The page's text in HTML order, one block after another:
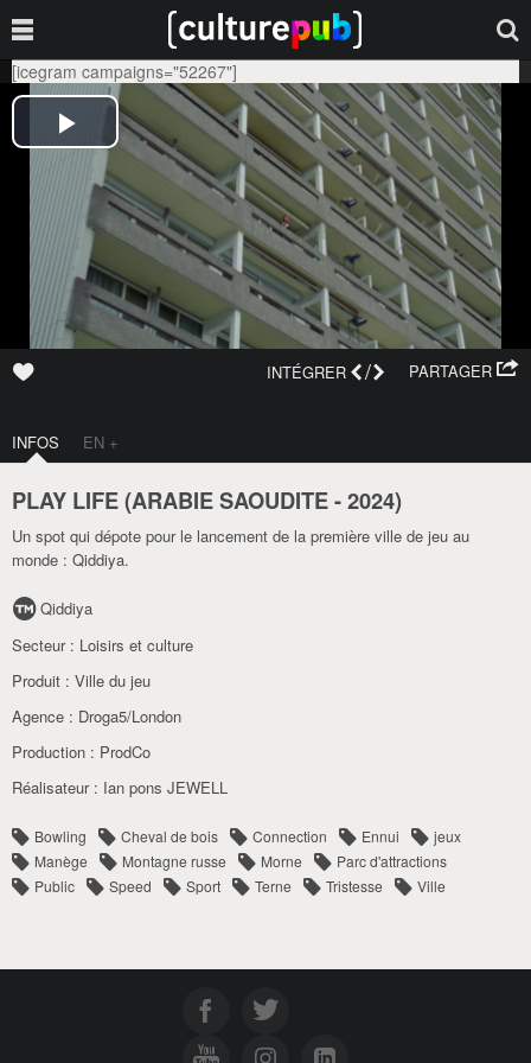
[icegram campaigns="52267"]
PARTAGER
INTÉGRER /
INFOS EN +
PLAY LIFE (ARABIE SAOUDITE-2024)
Un spot qui dépote pour le lancement de la première ville de jeu au
monde : Qiddiya.
Qiddiya
Secteur : Loisirs et culture
Produit : Ville du jeu
Agence : Droga5/London
Production : ProdCo
Réalisateur : Ian pons JEWELL
Bowling Cheval de bois Connection Ennui
jeux
Manège
Montagne russe Morne
Parc d'attractions
Public
Speed Sport Terne Tristesse Ville